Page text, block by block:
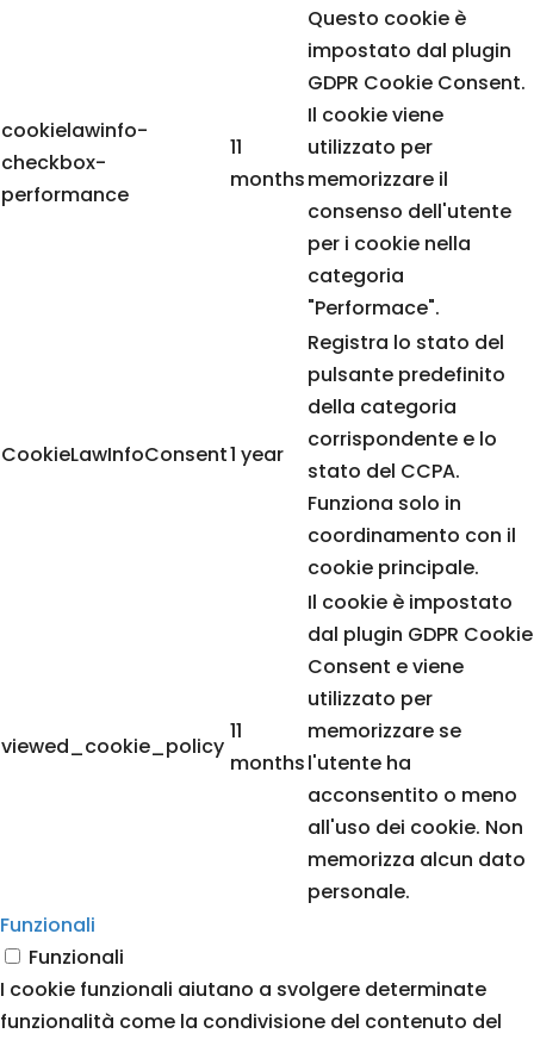
cookielawinfo-
checkbox-
performance
11
months
Questo cookie è
impostato dal plugin
GDPR Cookie Consent.
Il cookie viene
utilizzato per
memorizzare il
consenso dell'utente
per i cookie nella
categoria
"Performace".
CookieLawInfoConsent1 year
Registra lo stato del
pulsante predefinito
della categoria
corrispondente e lo
stato del CCPA.
Funziona solo in
coordinamento con il
cookie principale.
viewed_cookie_policy
11
months
Il cookie è impostato
dal plugin GDPR Cookie
Consent e viene
utilizzato per
memorizzare se
l'utente ha
acconsentito o meno
all'uso dei cookie. Non
memorizza alcun dato
personale.
Funzionali
Funzionali
I cookie funzionali aiutano a svolgere determinate
funzionalità come la condivisione del contenuto del